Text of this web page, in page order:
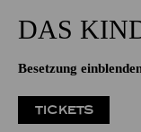
DAS
Besetzung
TICKETS